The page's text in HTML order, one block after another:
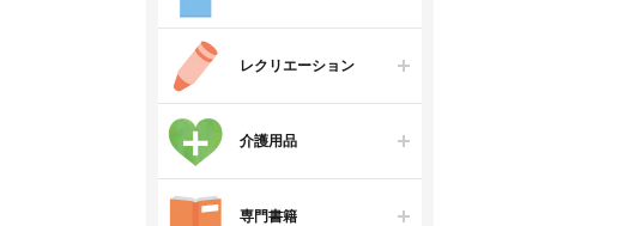
レクリエーション
介護用品
専門書籍